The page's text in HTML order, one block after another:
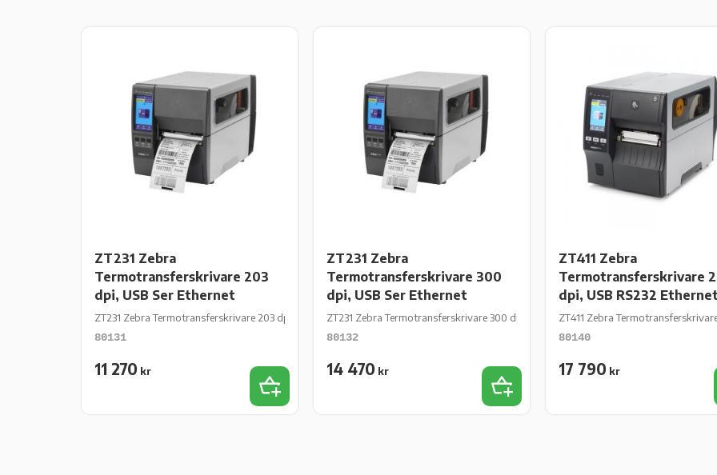
ZT231 Zebra
Termotransferskrivare 203
dpi, USB Ser Ethernet
ZT231 Zebra Termotransferskrivare 203 dpi, USB Ser Ethernet
80131
11 270 kr
Lägg till i favoriter
ZT231 Zebra
Termotransferskrivare 300
dpi, USB Ser Ethernet
ZT231 Zebra Termotransferskrivare 300 dpi, USB Ser Ethernet
80132
14 470 kr
Lägg till i favoriter
ZT411 Zebra
Termotransferskrivare
dpi, USB RS232
ZT411 Zebra
80140
17 790 kr